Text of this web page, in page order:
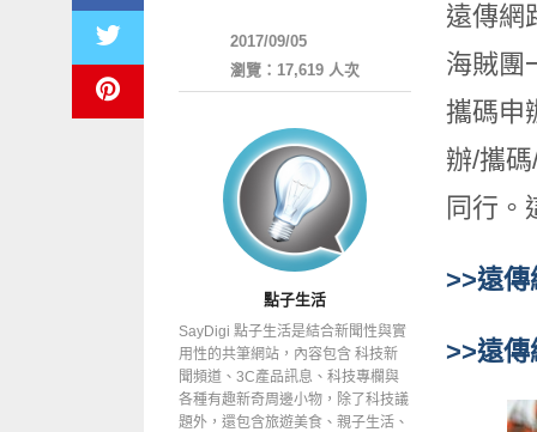
遠傳網
海賊團
攜碼申
辦/攜
同行。
>>遠
>>遠
2017/09/05
瀏覽：17,619 人次
點子生活
SayDigi 點子生活是結合新聞性與實
用性的共筆網站，內容包含 科技新
聞頻道、3C產品訊息、科技專欄與
各種有趣新奇周邊小物，除了科技議
題外，還包含旅遊美食、親子生活、